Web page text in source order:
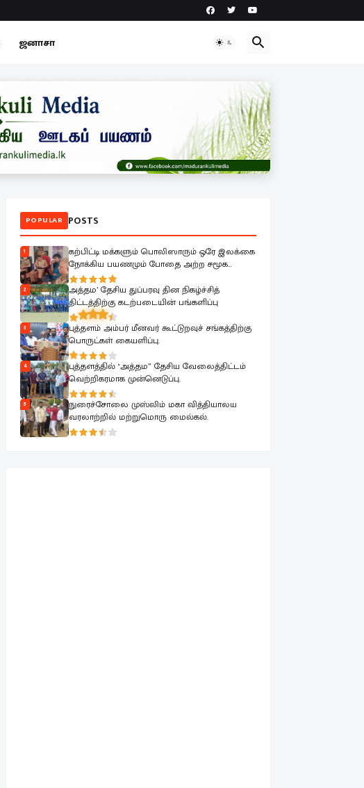
ஜனாசா
POPULAR POSTS
1
கற்பிட்டி மக்களும் பொலிஸாரும் ஒரே இலக்கை
நோக்கிய பயணமும் போதை அற்ற சமூக
உருவாக்கமும்
2
அத்தம’ தேசிய துப்பரவு தின நிகழ்ச்சித்
திட்டத்திற்கு கடற்படையின் பங்களிப்பு
3
புத்தளம் அம்பர் மீனவர் கூட்டுறவுச் சங்கத்திற்கு
பொருட்கள் கையளிப்பு.
4
புத்தளத்தில் "அத்தம” தேசிய வேலைத்திட்டம்
வெற்றிகரமாக முன்னெடுப்பு.
5
நுரைச்சோலை முஸ்லிம் மகா வித்தியாலய
வரலாற்றில் மற்றுமொரு மைல்கல்.